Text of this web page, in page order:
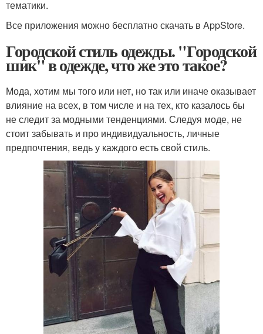
тематики.
Все приложения можно бесплатно скачать в AppStore.
Городской стиль одежды. "Городской
шик" в одежде, что же это такое?
Мода, хотим мы того или нет, но так или иначе оказывает
влияние на всех, в том числе и на тех, кто казалось бы
не следит за модными тенденциями. Следуя моде, не
стоит забывать и про индивидуальность, личные
предпочтения, ведь у каждого есть свой стиль.